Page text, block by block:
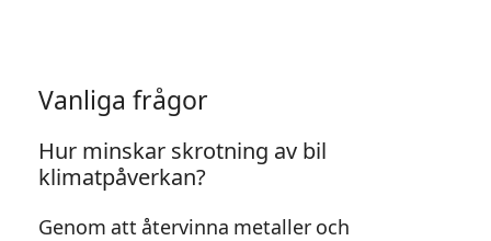
Vanliga frågor
Hur minskar skrotning av bil
klimatpåverkan?
Genom att återvinna metaller och